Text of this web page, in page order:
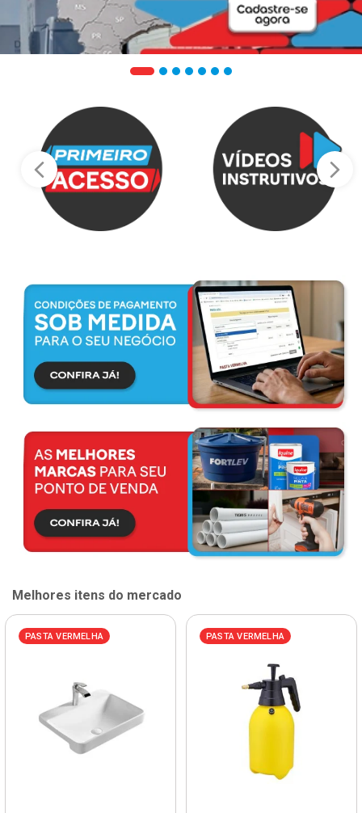
Melhores itens do mercado
PASTA VERMELHA PASTA VERMELHA